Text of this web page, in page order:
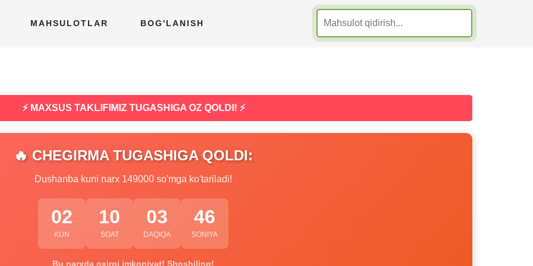
MAHSULOTLAR BOG'LANISH
⚡ MAXSUS TAKLIFIMIZ TUGASHIGA OZ QOLDI! ⚡
🔥 CHEGIRMA TUGASHIGA QOLDI:
Dushanba kuni narx 149000 so'mga ko'tariladi!
02
KUN
10
SOAT
03
DAQIQA
45
SONIYA
Bu narxda oxirgi imkoniyat! Shoshiling!